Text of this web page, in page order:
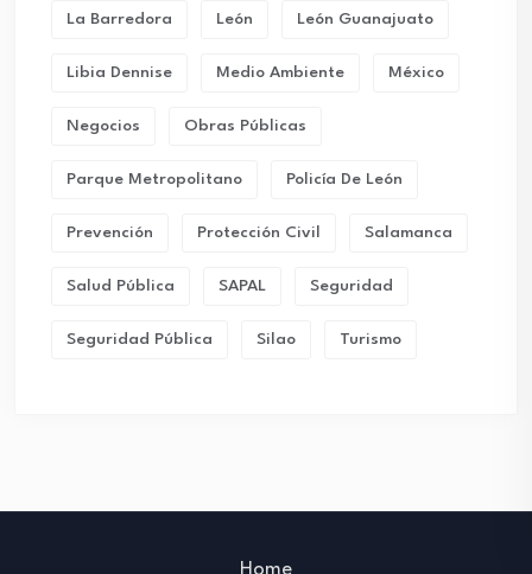
La Barredora León León Guanajuato
Libia Dennise Medio Ambiente México
Negocios Obras Públicas
Parque Metropolitano Policía De León
Prevención Protección Civil Salamanca
Salud Pública SAPAL Seguridad
Seguridad Pública Silao Turismo
Home